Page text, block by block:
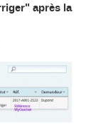
après la